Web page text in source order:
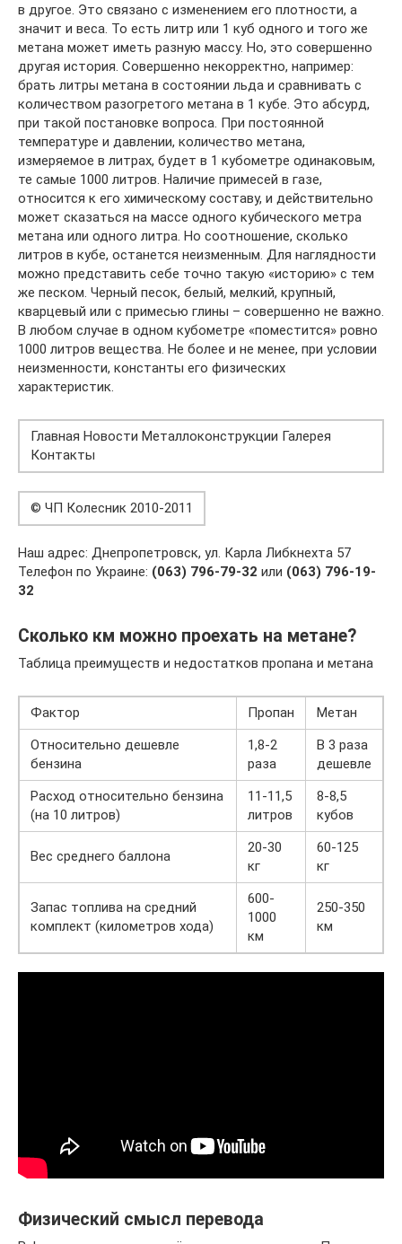
в другое. Это связано с изменением его плотности, а
значит и веса. То есть литр или 1 куб одного и того же
метана может иметь разную массу. Но, это совершенно
другая история. Совершенно некорректно, например:
брать литры метана в состоянии льда и сравнивать с
количеством разогретого метана в 1 кубе. Это абсурд,
при такой постановке вопроса. При постоянной
температуре и давлении, количество метана,
измеряемое в литрах, будет в 1 кубометре одинаковым,
те самые 1000 литров. Наличие примесей в газе,
относится к его химическому составу, и действительно
может сказаться на массе одного кубического метра
метана или одного литра. Но соотношение, сколько
литров в кубе, останется неизменным. Для наглядности
можно представить себе точно такую «историю» с тем
же песком. Черный песок, белый, мелкий, крупный,
кварцевый или с примесью глины – совершенно не важно.
В любом случае в одном кубометре «поместится» ровно
1000 литров вещества. Не более и не менее, при условии
неизменности, константы его физических
характеристик.
Главная Новости Металлоконструкции Галерея
Контакты
© ЧП Колесник 2010-2011
Наш адрес: Днепропетровск, ул. Карла Либкнехта 57
Телефон по Украине: (063) 796-79-32 или (063) 796-19-
32
Сколько км можно проехать на метане?
Таблица преимуществ и недостатков пропана и метана
Фактор Пропан
Метан
Относительно дешевле
бензина
1,8-2
раза
В 3 раза
дешевле
Расход относительно бензина
(на 10 литров)
11-11,5
литров
8-8,5
кубов
Вес среднего баллона
20-30
кг
60-125
кг
Запас топлива на средний
комплект (километров хода)
600-
1000
км
250-350
км
Физический смысл перевода